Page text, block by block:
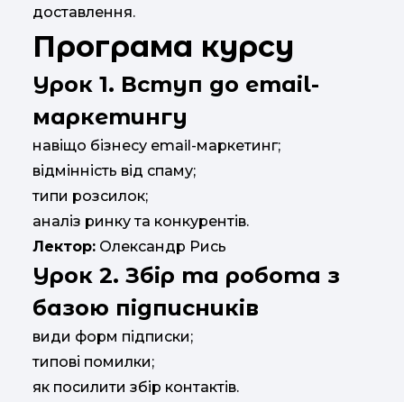
доставлення.
Програма курсу
Урок 1. Вступ до email-
маркетингу
навіщо бізнесу email-маркетинг;
відмінність від спаму;
типи розсилок;
аналіз ринку та конкурентів.
Лектор: Олександр Рись
Урок 2. Збір та робота з
базою підписників
види форм підписки;
типові помилки;
як посилити збір контактів.